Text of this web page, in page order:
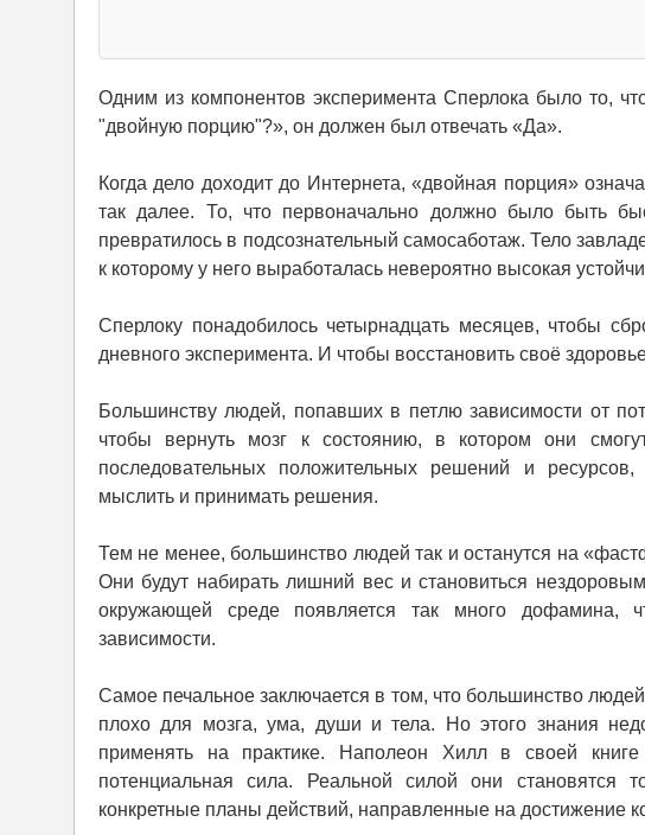
Одним из компонентов эксперимента Сперлока было то,
"двойную порцию"?», он должен был отвечать «Да».
Когда дело доходит до Интернета, «двойная порция»
так далее. То, что первоначально должно было быть
превратилось в подсознательный самосаботаж. Тело
к которому у него выработалась невероятно высокая
Сперлоку понадобилось четырнадцать месяцев, чтобы
дневного эксперимента. И чтобы восстановить своё
Большинству людей, попавших в петлю зависимости от
чтобы вернуть мозг к состоянию, в котором они
последовательных положительных решений и
мыслить и принимать решения.
Тем не менее, большинство людей так и останутся на
Они будут набирать лишний вес и становиться
окружающей среде появляется так много дофамина,
зависимости.
Самое печальное заключается в том, что большинство
плохо для мозга, ума, души и тела. Но этого знания
применять на практике. Наполеон Хилл в своей
потенциальная сила. Реальной силой они становятся
конкретные планы действий, направленные на достижение